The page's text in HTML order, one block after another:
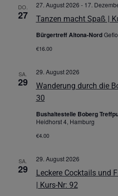
DO.
27 Tanzen macht Spaß |
27. August 2026 - 17.
Bürgertreff Altona-Nord
€16.00
SA.
29
Wanderung durch die
30
29. August 2026
Bushaltestelle Boberg
Heidhorst 4, Hamburg
€4.00
SA.
29
Leckere Cocktails und
| Kurs-Nr: 92
29. August 2026